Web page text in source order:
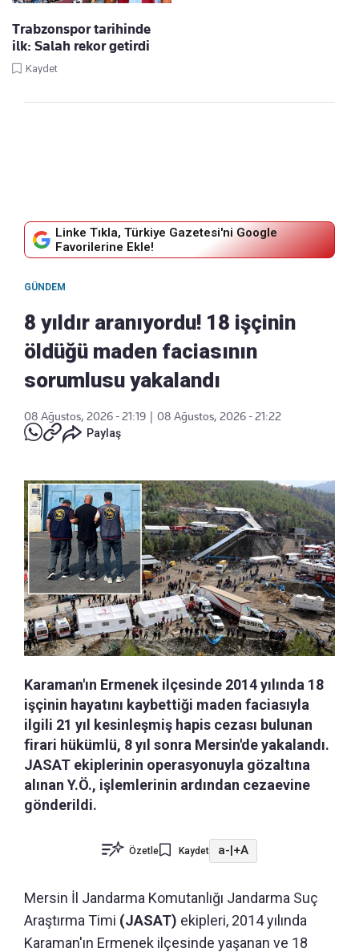
Trabzonspor tarihinde
ilk: Salah rekor getirdi
Kaydet
Linke Tıkla, Türkiye Gazetesi'ni Google
Favorilerine Ekle!
GÜNDEM
8 yıldır aranıyordu! 18 işçinin
öldüğü maden faciasının
sorumlusu yakalandı
08 Ağustos, 2026 - 21:19
08 Ağustos, 2026 - 21:22
Paylaş
Karaman'ın Ermenek ilçesinde 2014 yılında 18
işçinin hayatını kaybettiği maden faciasıyla
ilgili 21 yıl kesinleşmiş hapis cezası bulunan
firari hükümlü, 8 yıl sonra Mersin'de yakalandı.
JASAT ekiplerinin operasyonuyla gözaltına
alınan Y.Ö., işlemlerinin ardından cezaevine
gönderildi.
Özetle Kaydet a-|+A
Mersin İl Jandarma Komutanlığı Jandarma Suç
Araştırma Timi (JASAT) ekipleri, 2014 yılında
Karaman'ın Ermenek ilçesinde yaşanan ve 18